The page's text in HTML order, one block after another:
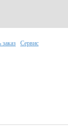
заказ Сервис